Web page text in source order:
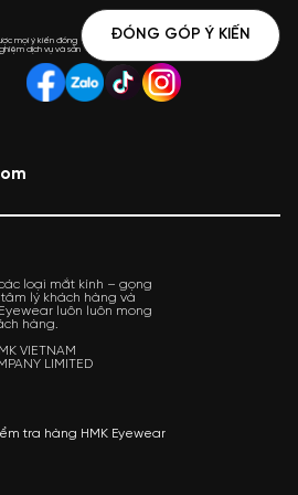
hành kính mắt trong vòng 7 ngày
lỏng ốc, Shop sẽ hỗ trợ vặn vít miễn
kỳ.
mọi ý kiến đóng
dịch vụ và sản
ĐÓNG GÓP Ý KIẾN
loại mắt kính – gọng
lý khách hàng và
luôn luôn mong
hàng.
VIETNAM
LIMITED
tra hàng HMK Eyewear